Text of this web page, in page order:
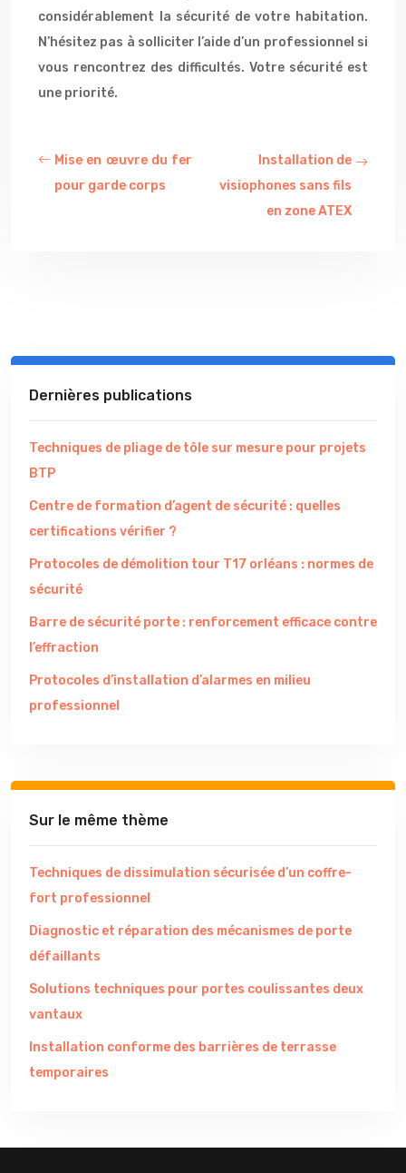
considérablement la sécurité de votre habitation.
N’hésitez pas à solliciter l’aide d’un professionnel si
vous rencontrez des difficultés. Votre sécurité est
une priorité.
Mise en œuvre du fer
pour garde corps
Installation de
visiophones sans fils
en zone ATEX
Dernières publications
Techniques de pliage de tôle sur mesure pour projets
BTP
Centre de formation d’agent de sécurité : quelles
certifications vérifier ?
Protocoles de démolition tour T17 orléans : normes de
sécurité
Barre de sécurité porte : renforcement efficace contre
l’effraction
Protocoles d’installation d’alarmes en milieu
professionnel
Sur le même thème
Techniques de dissimulation sécurisée d’un coffre-
fort professionnel
Diagnostic et réparation des mécanismes de porte
défaillants
Solutions techniques pour portes coulissantes deux
vantaux
Installation conforme des barrières de terrasse
temporaires